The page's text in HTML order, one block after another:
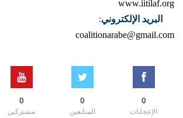
www.iitilaf.org
البريد الإلكتروني:
coalitionarabe@gmail.com
0
الإعجابات
0
المتابعين
0
مشتركين